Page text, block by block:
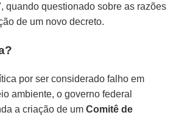
quando questionado sobre as razões
de um novo decreto.
por ser considerado falho em
ambiente, o governo federal
a criação de umComitê de